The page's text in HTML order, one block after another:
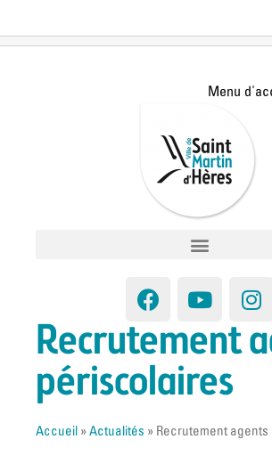
Recrutement
périscolaires
Accueil » Actualités » Recrutement